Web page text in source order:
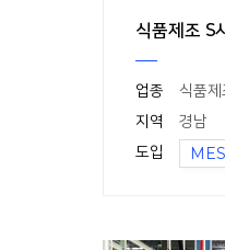
식품제조 S
업종
식품제
지역
경남
도입
MES